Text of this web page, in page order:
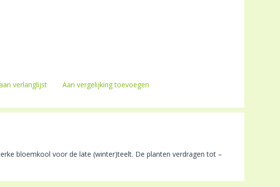
verlanglijst Aan vergelijking toevoegen
bloemkool voor de late (winter)teelt. De planten verdragen tot –